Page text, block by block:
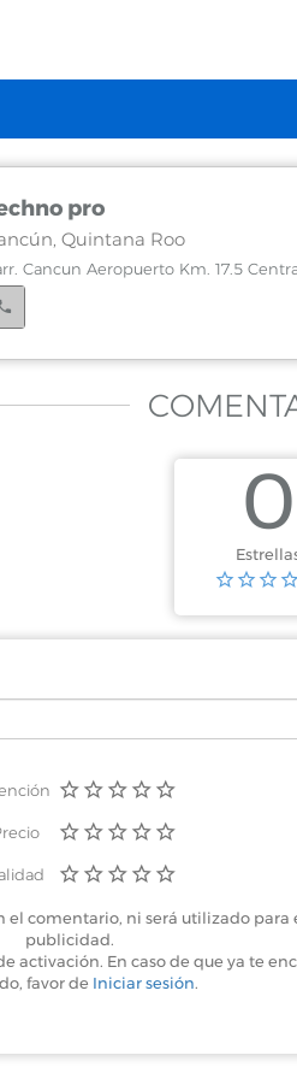
pro
Quintana Roo
Cancun Aeropuerto Km. 17.5
0
el comentario, ni será utilizado para
publicidad.
activación. En caso de que ya te
favor de Iniciar sesión.